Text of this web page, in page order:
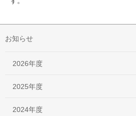
お知らせ
2026年度
2025年度
2024年度